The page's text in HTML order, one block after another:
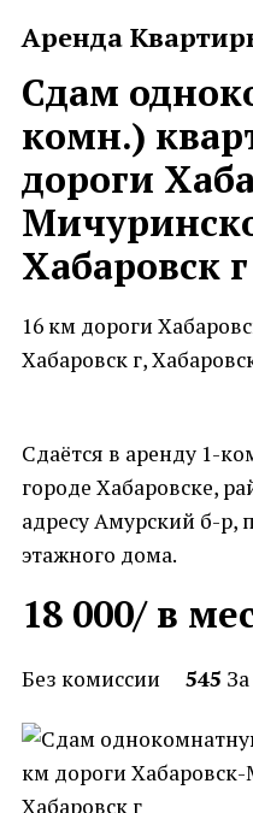
Аренда
Сдам
комн.)
дороги
Хабаровск г
16 км дороги
Хабаровск г,
Сдаётся в аренду 1-
городе Хабаровске,
адресу Амурский б-р,
этажного дома.
18 000/ в
Без комиссии 545